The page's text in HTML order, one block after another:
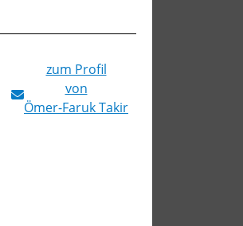
zum Profil
von
Ömer-Faruk Takir